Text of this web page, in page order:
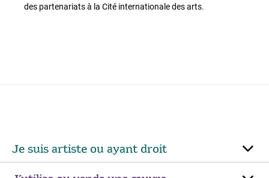
des partenariats à la Cité internationale des arts.
Je suis artiste ou ayant droit